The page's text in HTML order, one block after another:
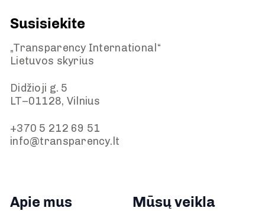
Susisiekite
„Transparency International“
Lietuvos skyrius
Didžioji g. 5
LT–01128, Vilnius
+370 5 212 69 51
info@transparency.lt
Apie mus Mūsų veikla